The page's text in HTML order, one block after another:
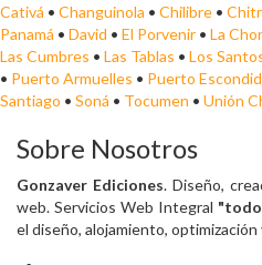
Cativá • Changuinola • Chilibre •
Panamá • David • El Porvenir • La
Las Cumbres • Las Tablas • Los
• Puerto Armuelles • Puerto
Santiago • Soná • Tocumen • Unión
Sobre Nosotros
Gonzaver Ediciones. Diseño,
web. Servicios Web Integral
el diseño, alojamiento,